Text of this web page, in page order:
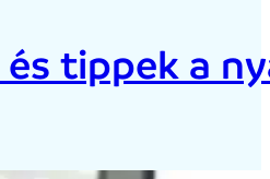
és tippek a